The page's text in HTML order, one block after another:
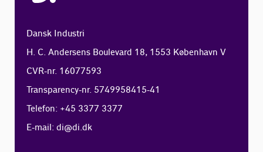
Dansk Industri
H. C. Andersens Boulevard 18, 1553 København V
CVR-nr. 16077593
Transparency-nr. 5749958415-41
Telefon: +45 3377 3377
E-mail:di@di.dk